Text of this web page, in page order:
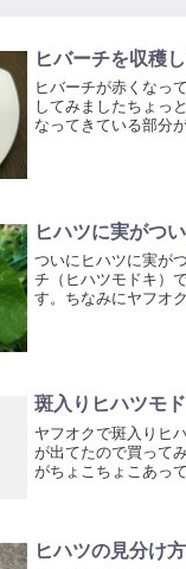
ヒバーチを収穫
ヒバーチが赤くなっ
してみましたちょっ
なってきている部分
ヒハツに実がつい
ついにヒハツに実が
チ（ヒハツモドキ）
す。ちなみにヤフオ
斑入りヒハツモ
ヤフオクで斑入りヒ
が出てたので買って
がちょこちょこあっ
ます。実を比べると
ヒハツの見分け